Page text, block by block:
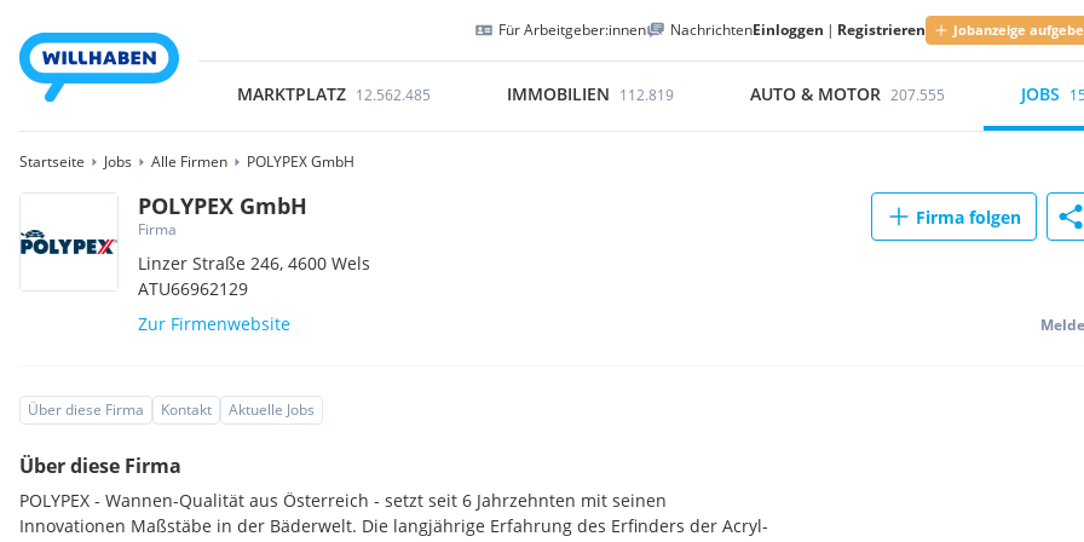
Für Arbeitgeber:innen NachrichtenEinloggen | Registrieren Jobanzeige
MARKTPLATZ 12.562.485 IMMOBILIEN 112.819 AUTO & MOTOR 207.555 JOBS
Startseite Jobs Alle Firmen POLYPEX GmbH
POLYPEX GmbH
Firma
Linzer Straße 246,4600Wels
ATU66962129
Zur Firmenwebsite
Firma folgen
Über diese Firma Kontakt Aktuelle Jobs
Über diese Firma
POLYPEX - Wannen-Qualität aus Österreich - setzt seit 6 Jahrzehnten mit seinen
Innovationen Maßstäbe in der Bäderwelt. Die langjährige Erfahrung des Erfinders der Acryl-